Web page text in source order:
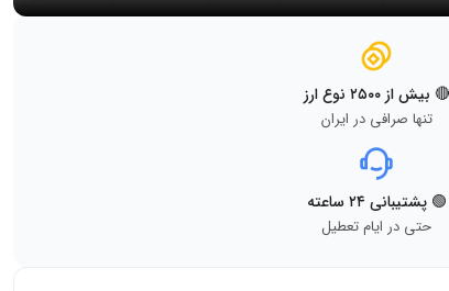
🔴 بیش از ۲۵۰۰ نوع ارز
تنها صرافی در ایران
🟢 پشتیبانی ۲۴ ساعته
حتی در ایام تعطیل